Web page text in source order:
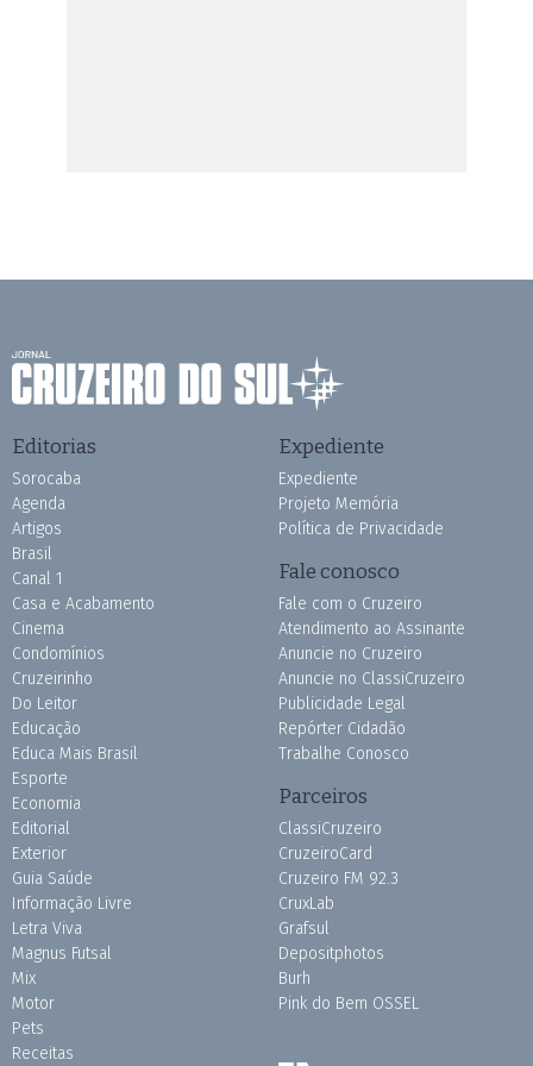
Editorias
Sorocaba
Agenda
Artigos
Brasil
Canal 1
Casa e Acabamento
Cinema
Condomínios
Cruzeirinho
Do Leitor
Educação
Educa Mais Brasil
Esporte
Economia
Editorial
Exterior
Guia Saúde
Informação Livre
Letra Viva
Magnus Futsal
Mix
Motor
Pets
Receitas
Expediente
Expediente
Projeto Memória
Política de Privacidade
Fale conosco
Fale com o Cruzeiro
Atendimento ao Assinante
Anuncie no Cruzeiro
Anuncie no ClassiCruzeiro
Publicidade Legal
Repórter Cidadão
Trabalhe Conosco
Parceiros
ClassiCruzeiro
CruzeiroCard
Cruzeiro FM 92.3
CruxLab
Grafsul
Depositphotos
Burh
Pink do Bem OSSEL